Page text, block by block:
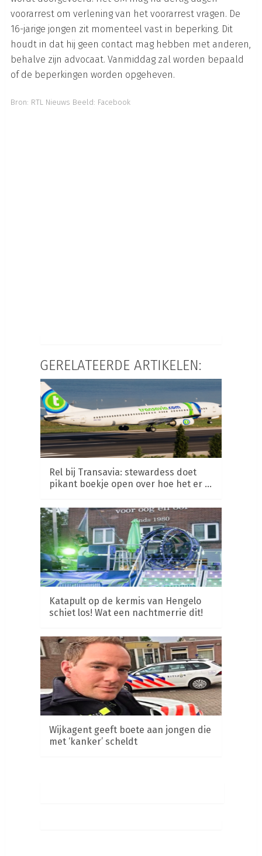
voorarrest om verlening van het voorarrest vragen. De
16-jarige jongen zit momenteel vast in beperking. Dit
houdt in dat hij geen contact mag hebben met anderen,
behalve zijn advocaat. Vanmiddag zal worden bepaald
of de beperkingen worden opgeheven.
Bron: RTL Nieuws Beeld: Facebook
GERELATEERDE ARTIKELEN:
Rel bij Transavia: stewardess doet
pikant boekje open over hoe het er …
Katapult op de kermis van Hengelo
schiet los! Wat een nachtmerrie dit!
Wijkagent geeft boete aan jongen die
met ‘kanker’ scheldt